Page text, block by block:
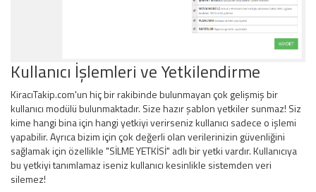
Kullanıcı İşlemleri ve Yetkilendirme
KiracıTakip.com'un hiç bir rakibinde bulunmayan çok gelişmiş bir
kullanıcı modülü bulunmaktadır. Size hazır şablon yetkiler sunmaz! Siz
kime hangi bina için hangi yetkiyi verirseniz kullanıcı sadece o işlemi
yapabilir. Ayrıca bizim için çok değerli olan verilerinizin güvenliğini
sağlamak için özellikle "SİLME YETKİSİ" adlı bir yetki vardır. Kullanıcıya
bu yetkiyi tanımlamaz iseniz kullanıcı kesinlikle sistemden veri
silemez!